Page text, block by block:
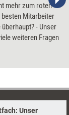
mehr zum roten
besten Mitarbeiter
- Unser
weiteren Fragen
Unser